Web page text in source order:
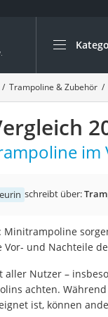
Die
Freizeit &
Trampolin
Eufab-
Trampolin
Aluminium-
Air Bike
E-Bike-
Trampoline & Zubehör
im
schreibt über:
Minitrampoline
Vor- und Nachteile
aller Nutzer –
achten.
ist, können